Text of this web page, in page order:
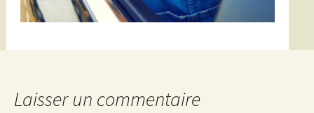
Laisser un commentaire